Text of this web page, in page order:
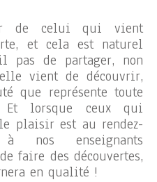
de celui qui vient
et cela est naturel
pas de partager, non
vient de découvrir,
que représente toute
Et lorsque ceux qui
plaisir est au rendez-
à nos enseignants
faire des découvertes,
en qualité !